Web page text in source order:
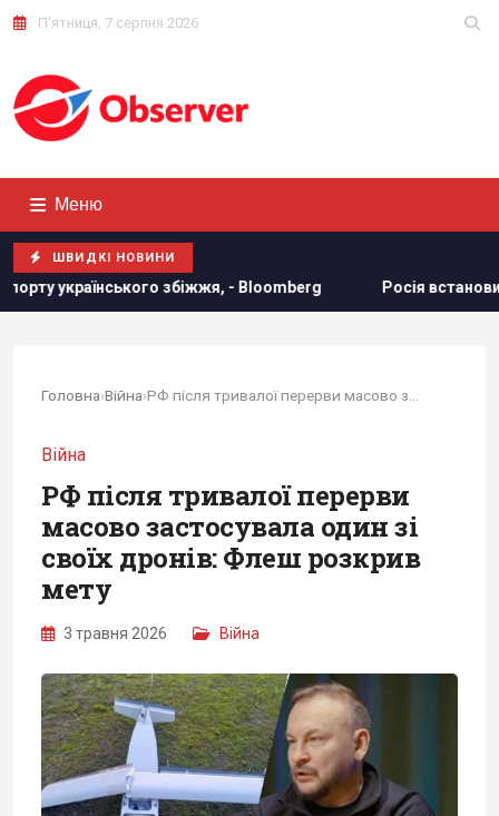
П'ятниця, 7 серпня 2026
Меню
ШВИДКІ НОВИНИ
- Bloomberg Росія встановила антидронові сітки
Головна›Війна›
Війна
РФ після тривалої перерви
масово застосувала один зі
своїх дронів: Флеш розкрив
мету
3 травня 2026 Війна